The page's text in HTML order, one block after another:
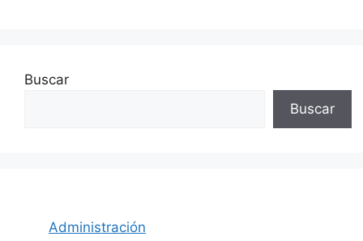
Buscar
Buscar
Administración